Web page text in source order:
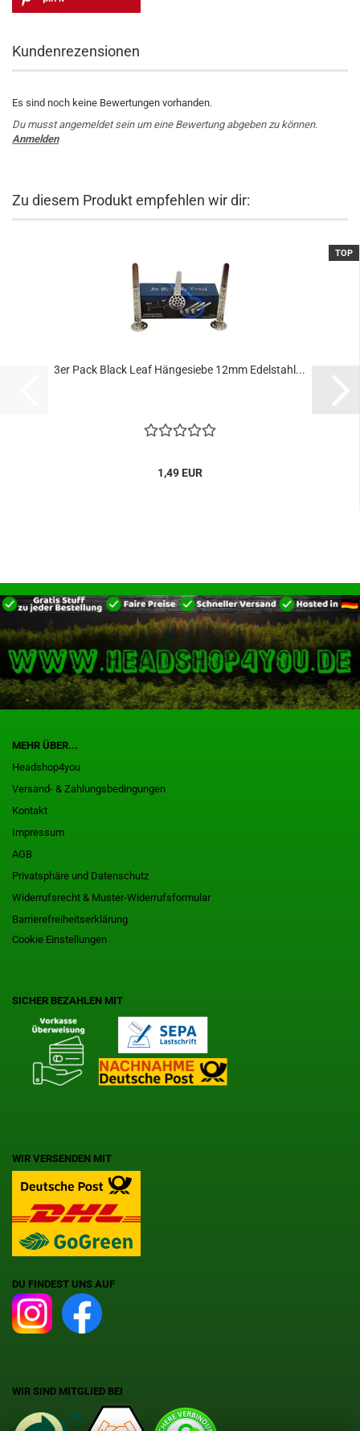
Kundenrezensionen
Es sind noch keine Bewertungen vorhanden.
Du musst angemeldet sein um eine Bewertung abgeben zu können.
Anmelden
Zu diesem Produkt empfehlen wir dir:
TOP
3er Pack Black Leaf Hängesiebe 12mm Edelstahl...
1,49 EUR
MEHR ÜBER...
Headshop4you
Versand- & Zahlungsbedingungen
Kontakt
Impressum
AGB
Privatsphäre und Datenschutz
Widerrufsrecht & Muster-Widerrufsformular
Barrierefreiheitserklärung
Cookie Einstellungen
SICHER BEZAHLEN MIT
WIR VERSENDEN MIT
DU FINDEST UNS AUF
WIR SIND MITGLIED BEI